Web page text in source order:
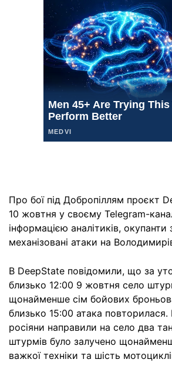
Про бої під Добропіллям проєкт
10 жовтня у своєму Telegram-
інформацією аналітиків, окупанти
механізовані атаки на
В DeepState повідомили, що за
близько 12:00 9 жовтня село
щонайменше сім бойових
близько 15:00 атака повторилася.
росіяни направили на село два
штурмів було залучено
важкої техніки та шість